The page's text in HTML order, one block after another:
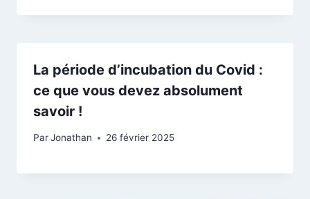
La période d’incubation du Covid :
ce que vous devez absolument
savoir !
ParJonathan 26 février 2025